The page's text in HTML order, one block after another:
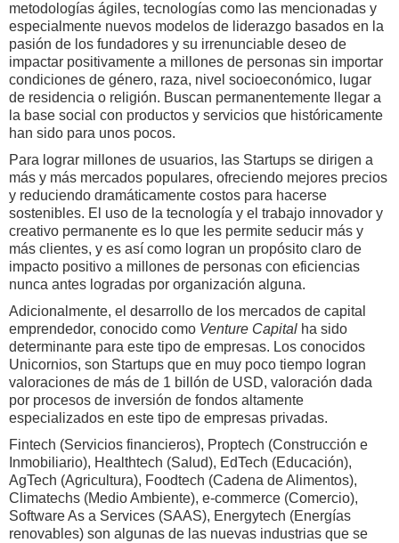
metodologías ágiles, tecnologías como las mencionadas y
especialmente nuevos modelos de liderazgo basados en la
pasión de los fundadores y su irrenunciable deseo de
impactar positivamente a millones de personas sin importar
condiciones de género, raza, nivel socioeconómico, lugar
de residencia o religión. Buscan permanentemente llegar a
la base social con productos y servicios que históricamente
han sido para unos pocos.
Para lograr millones de usuarios, las Startups se dirigen a
más y más mercados populares, ofreciendo mejores precios
y reduciendo dramáticamente costos para hacerse
sostenibles. El uso de la tecnología y el trabajo innovador y
creativo permanente es lo que les permite seducir más y
más clientes, y es así como logran un propósito claro de
impacto positivo a millones de personas con eficiencias
nunca antes logradas por organización alguna.
Adicionalmente, el desarrollo de los mercados de capital
emprendedor, conocido como Venture Capital ha sido
determinante para este tipo de empresas. Los conocidos
Unicornios, son Startups que en muy poco tiempo logran
valoraciones de más de 1 billón de USD, valoración dada
por procesos de inversión de fondos altamente
especializados en este tipo de empresas privadas.
Fintech (Servicios financieros), Proptech (Construcción e
Inmobiliario), Healthtech (Salud), EdTech (Educación),
AgTech (Agricultura), Foodtech (Cadena de Alimentos),
Climatechs (Medio Ambiente), e-commerce (Comercio),
Software As a Services (SAAS), Energytech (Energías
renovables) son algunas de las nuevas industrias que se